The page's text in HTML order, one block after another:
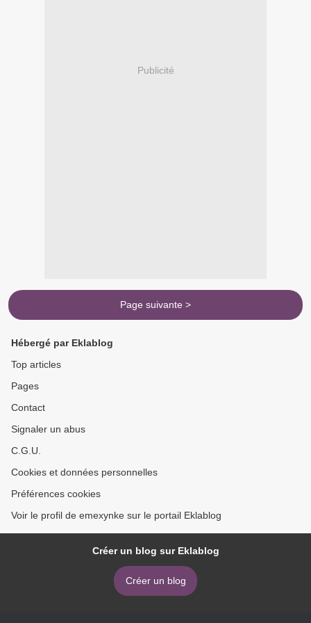
Publicité
Page suivante >
Hébergé par Eklablog
Top articles
Pages
Contact
Signaler un abus
C.G.U.
Cookies et données personnelles
Préférences cookies
Voir le profil de emexynke sur le portail Eklablog
Créer un blog sur Eklablog
Créer un blog